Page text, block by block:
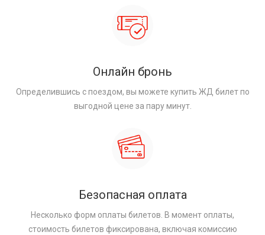
Онлайн бронь
Определившись с поездом, вы можете купить ЖД билет по
выгодной цене за пару минут.
Безопасная оплата
Несколько форм оплаты билетов. В момент оплаты,
стоимость билетов фиксирована, включая комиссию